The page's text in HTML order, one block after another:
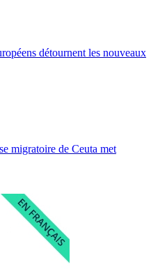
détournent les nouveaux
migratoire de Ceuta met